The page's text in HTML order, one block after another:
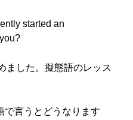
started an
ました。擬態語のレッス
で言うとどうなります